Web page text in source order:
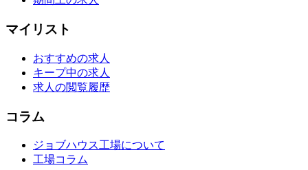
マイリスト
おすすめの求人
キープ中の求人
求人の閲覧履歴
コラム
ジョブハウス工場について
工場コラム